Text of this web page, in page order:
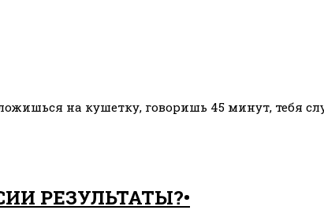
на кушетку, говоришь 45 минут, тебя
РЕЗУЛЬТАТЫ?•